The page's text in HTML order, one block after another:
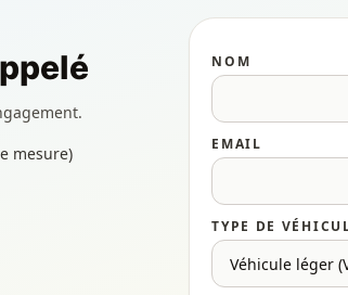
mesure)
NOM
EMAIL
TYPE DE